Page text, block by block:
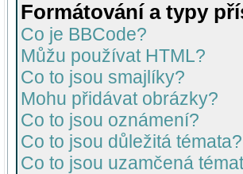
Formátování a typy
Co je BBCode?
Můžu používat HTML?
Co to jsou smajlíky?
Mohu přidávat obrázky?
Co to jsou oznámení?
Co to jsou důležitá témata?
Co to jsou uzamčená